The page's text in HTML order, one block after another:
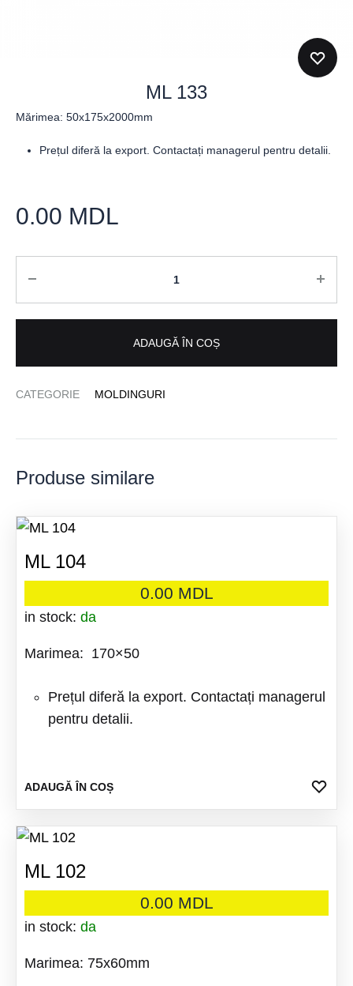
ML 133
Mărimea: 50x175x2000mm
Prețul diferă la export. Contactați managerul pentru detalii.
0.00 MDL
ADAUGĂ ÎN COȘ
CATEGORIE MOLDINGURI
Produse similare
ML 104
0.00 MDL
in stock: da
Marimea: 170×50
Prețul diferă la export. Contactați managerul
pentru detalii.
ADAUGĂ ÎN COȘ
ML 102
0.00 MDL
in stock: da
Marimea: 75x60mm